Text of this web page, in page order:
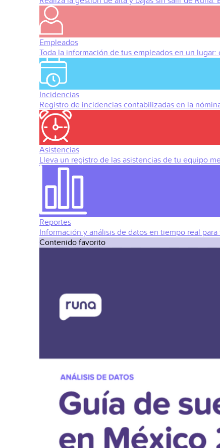
Empleados
Toda la información de tus empleados en un
Incidencias
Registro de incidencias contabilizadas en la
Asistencias
Lleva un registro de las asistencias de tu equipo
Reportes
Información y análisis de datos en tiempo real
Contenido favorito